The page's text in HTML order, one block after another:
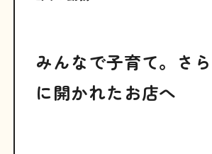
みんなで子育て。さ
に開かれたお店へ